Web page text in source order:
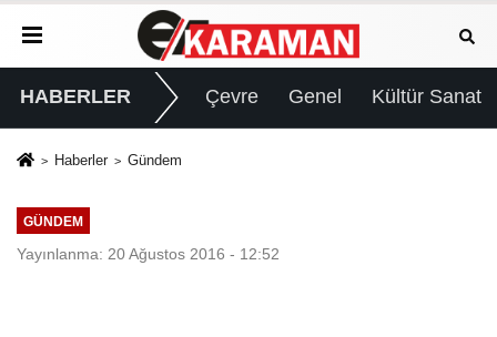
HABERLER Çevre Genel Kültür Sanat
Haberler Gündem
GÜNDEM
Yayınlanma: 20 Ağustos 2016 - 12:52